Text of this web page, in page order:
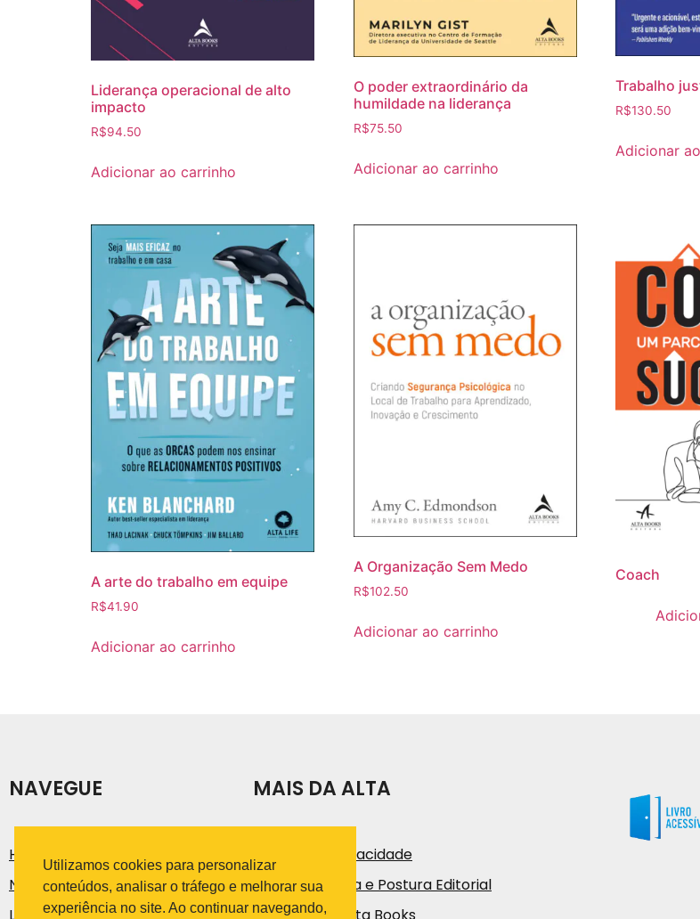
Liderança operacional de alto
impacto
R$94.50
Adicionar ao carrinho
O poder extraordinário da
humildade na liderança
R$75.50
Adicionar ao carrinho
Trabalho
R$130.50
Adicionar
A arte do trabalho em equipe
R$41.90
Adicionar ao carrinho
A Organização Sem Medo
R$102.50
Adicionar ao carrinho
Coach
NAVEGUE
História
Notícias e Artigos
Loja
MAIS DA ALTA
Política de Privacidade
Código de Ética e Postura Editorial
Utilizamos cookies para personalizar
conteúdos, analisar o tráfego e melhorar sua
experiência no site. Ao continuar navegando,